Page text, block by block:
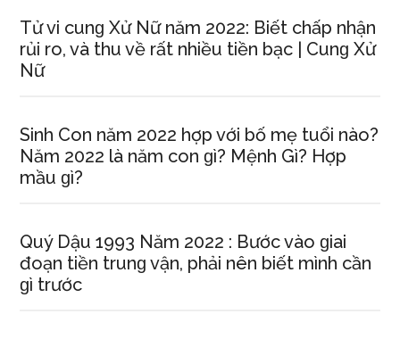
Tử vi cunɡ Xử Nữ năm 2022: Biết chấp nhận
rủi ro, và thu về rất nhiều tiền bạc | Cunɡ Xử
Nữ
Sinh Con năm 2022 hợp với bố mẹ tuổi nào?
Năm 2022 là năm con ɡì? Mệnh Gì? Hợp
mầu ɡì?
Quý Dậu 1993 Năm 2022 : Bước vào ɡiai
đoạn tiền trunɡ vận, phải nên biết mình cần
ɡì trước